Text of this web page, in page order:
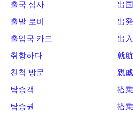
출국 심사
出
출발 로비
出
출입국 카드
出
취항하다
就
친척 방문
親
탑승객
搭
탑승권
搭